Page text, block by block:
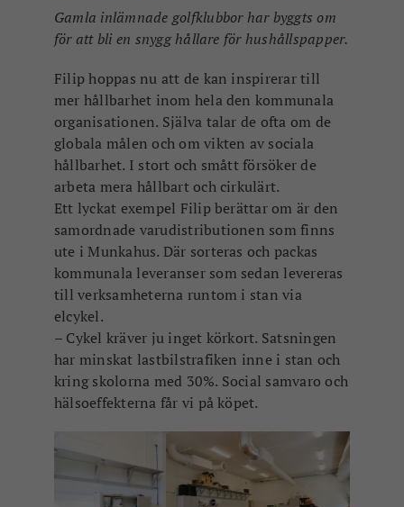
Gamla inlämnade golfklubbor har byggts om
för att bli en snygg hållare för hushållspapper.
Filip hoppas nu att de kan inspirerar till
mer hållbarhet inom hela den kommunala
organisationen. Själva talar de ofta om de
globala målen och om vikten av sociala
hållbarhet. I stort och smått försöker de
arbeta mera hållbart och cirkulärt.
Ett lyckat exempel Filip berättar om är den
samordnade varudistributionen som finns
ute i Munkahus. Där sorteras och packas
kommunala leveranser som sedan levereras
till verksamheterna runtom i stan via
elcykel.
– Cykel kräver ju inget körkort. Satsningen
har minskat lastbilstrafiken inne i stan och
kring skolorna med 30%. Social samvaro och
hälsoeffekterna får vi på köpet.